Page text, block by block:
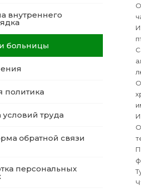
внутреннего
больницы
политика
труда
обратной связи
персональных